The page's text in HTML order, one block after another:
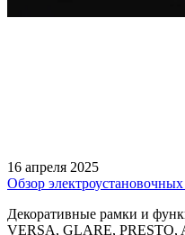
16 апреля 2025
Обзор
Декоративные рамки и
VERSA, GLARE,